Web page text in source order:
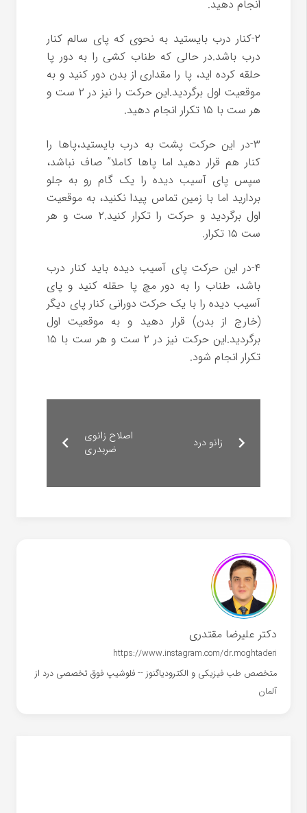
انجام دهید.
۲-کنار درب بایستید به نحوی که پای سالم کنار
درب باشد.در حالی که طناب کشی را به دور پا
حلقه کرده اید، پا را مقداری از بدن دور کنید و به
موقعیت اول برگردید.این حرکت را نیز در ۲ ست و
هر ست با ۱۵ تکرار انجام دهید.
۳-در این حرکت پشت به درب بایستید،پاها را
کنار هم قرار دهید اما پاها کاملا” صاف نباشد،
سپس پای آسیب دیده را یک گام رو به جلو
بردارید اما با زمین تماس پیدا نکنید، به موقعیت
اول برگردید و حرکت را تکرار کنید.۲ ست و هر
ست ۱۵ تکرار.
۴-در این حرکت پای آسیب دیده باید کنار درب
باشد، طناب را به دور مچ پا حقله کنید و پای
آسیب دیده را با یک حرکت دورانی کنار پای دیگر
(خارج از بدن) قرار دهید و به موقعیت اول
برگردید.این حرکت نیز در ۲ ست و هر ست با ۱۵
تکرار انجام شود.
اصلاح زانوی
ضربدری
زانو درد
دکتر علیرضا مقتدری
https://www.instagram.com/dr.moghtaderi
متخصص طب فیزیکی و الکترودیاگنوز -- فلوشیپ فوق تخصصی درد از
آلمان